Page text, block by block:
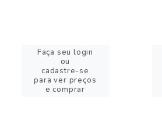
Faça seu login
ou
cadastre-se
para ver preços
e comprar